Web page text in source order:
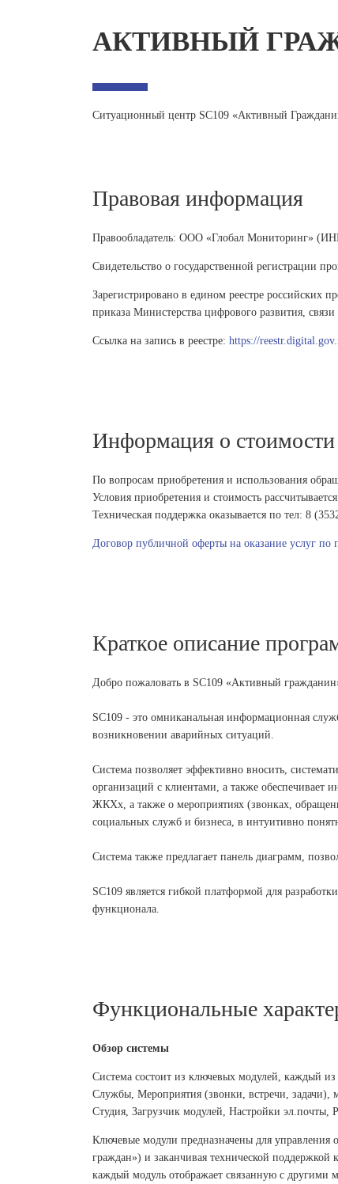
АКТИВНЫЙ
Ситуационный центр SC109 «Активный
Правовая информация
Правообладатель: ООО «Глобал Мониторинг»
Свидетельство о государственной регистрации
Зарегистрировано в едином реестре российских
приказа Министерства цифрового развития,
Ссылка на запись в реестре: https://
Информация о стоимости
По вопросам приобретения и использования
Условия приобретения и стоимость
Техническая поддержка оказывается по тел: 8
Договор публичной оферты на оказание услуг по
Краткое описание
Добро пожаловать в SC109 «Активный
SC109 - это омниканальная информационная
возникновении аварийных ситуаций.
Система позволяет эффективно вносить,
организаций с клиентами, а также обеспечивает
ЖКХх, а также о мероприятиях (звонках,
социальных служб и бизнеса, в интуитивно
Система также предлагает панель диаграмм,
SC109 является гибкой платформой для
функционала.
Функциональные
Обзор системы
Система состоит из ключевых модулей, каждый
Службы, Мероприятия (звонки, встречи, задачи),
Студия, Загрузчик модулей, Настройки
Ключевые модули предназначены для управления
граждан») и заканчивая технической
каждый модуль отображает связанную с